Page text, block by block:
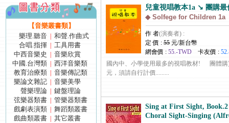
【音樂叢書類】
樂理.聽音
和聲.作曲式
合唱.指揮
工具用書
中西音樂史
音樂欣賞
中國.台灣類
西洋音樂類
教育治療類
音樂傳記類
樂論文雜記
音樂美學
聲樂理論
鍵盤理論
弦樂器類書
管樂器類書
戲劇表演類
舞蹈類叢書
戲曲類叢書
其它叢書
兒童視唱教本1a ↘ 團購最
◆ Solfege for Children 1a
作 者(演奏者) :
定 價 : 55 元/新台幣
網會價 : 55.-TWD 卡友價 :
國內中、小學使用最多的視唱教材! 團體購
元，須請自行計價.........
Sing at First Sight,
Choral Sight-Singing